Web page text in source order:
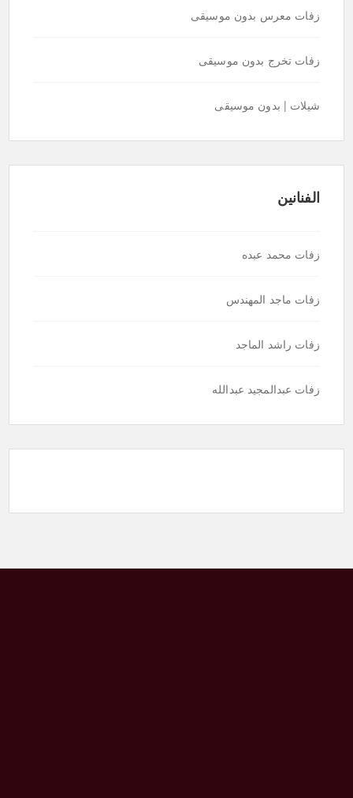
زفات معرس بدون موسيقى
زفات تخرج بدون موسيقى
شيلات | بدون موسيقى
الفنانين
زفات محمد عبده
زفات ماجد المهندس
زفات راشد الماجد
زفات عبدالمجيد عبدالله